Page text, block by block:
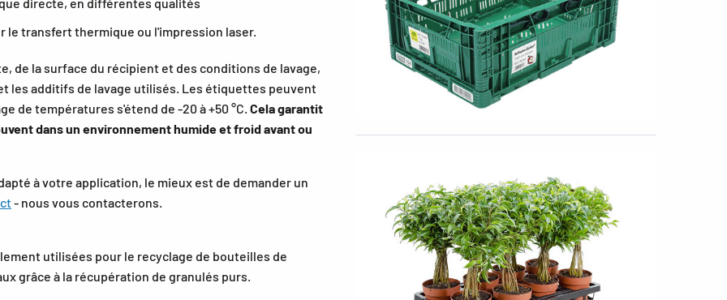
le transfert thermique ou l'impression laser.
de la surface du récipient et des conditions de lavage,
les additifs de lavage utilisés. Les étiquettes peuvent
de températures s'étend de -20 à +50 °C. Cela garantit
dans un environnement humide et froid avant ou
à votre application, le mieux est de demander un
- nous vous contacterons.
utilisées pour le recyclage de bouteilles de
grâce à la récupération de granulés purs.